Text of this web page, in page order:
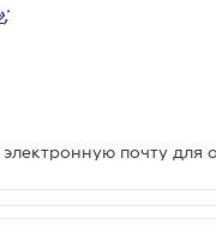
;
почту для